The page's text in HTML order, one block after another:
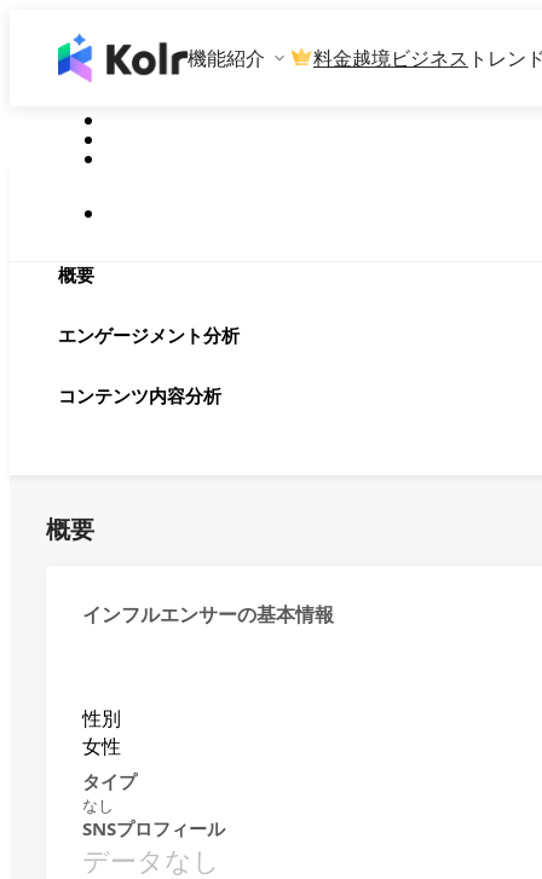
機能紹介 料金越境ビジネス トレン
概要
エンゲージメント分析
コンテンツ内容分析
概要
インフルエンサーの基本情報
性別
女性
タイプ
なし
SNSプロフィール
データなし